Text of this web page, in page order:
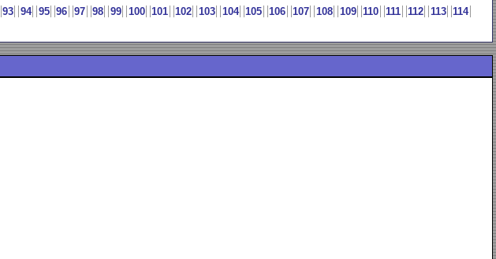
93 94 95 96 97 98 99 100 101 102 103 104 105 106 107 108 109 110 111 112 113
114